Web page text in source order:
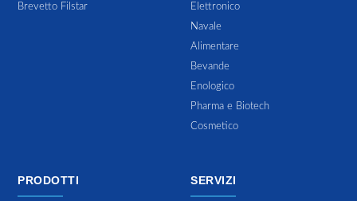
Brevetto Filstar
Elettronico
Navale
Alimentare
Bevande
Enologico
Pharma e Biotech
Cosmetico
PRODOTTI SERVIZI